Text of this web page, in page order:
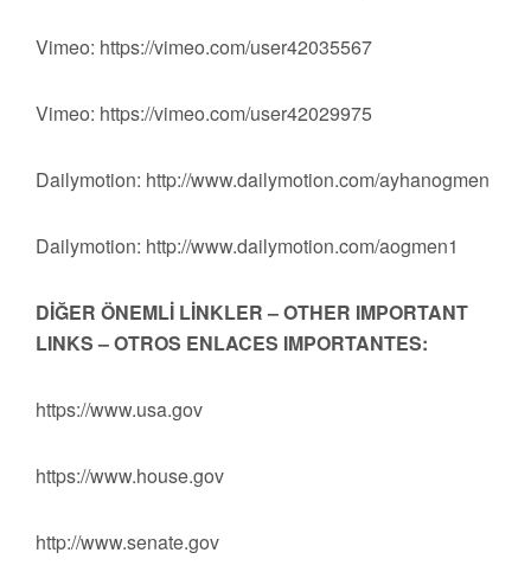
Vimeo: https://vimeo.com/user42035567
Vimeo: https://vimeo.com/user42029975
Dailymotion: http://www.dailymotion.com/ayhanogmen
Dailymotion: http://www.dailymotion.com/aogmen1
DİĞER ÖNEMLİ LİNKLER – OTHER IMPORTANT
LINKS – OTROS ENLACES IMPORTANTES:
https://www.usa.gov
https://www.house.gov
http://www.senate.gov